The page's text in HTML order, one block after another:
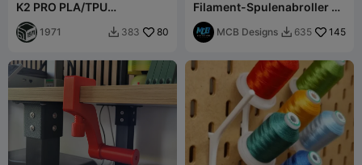
K2 PRO PLA/TPU
Filamenthalter
1971  383 80
Filament-Spulenabroller v2
(5 kg, 3 kg und 1 kg)
MCB Designs  635 145